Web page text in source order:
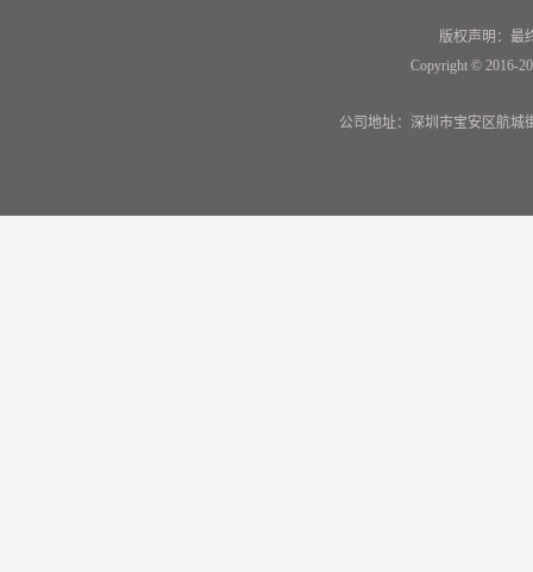
版权声明：最
Copyright © 2016-
公司地址：深圳市宝安区航城